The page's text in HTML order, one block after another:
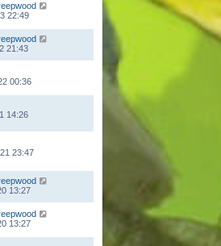
22:49
21:43
00:36
14:26
23:47
13:27
13:27